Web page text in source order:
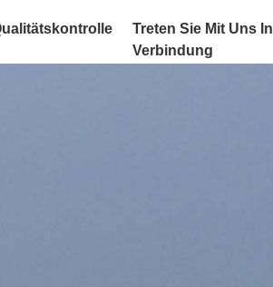
Treten Sie Mit Uns In
Verbindung